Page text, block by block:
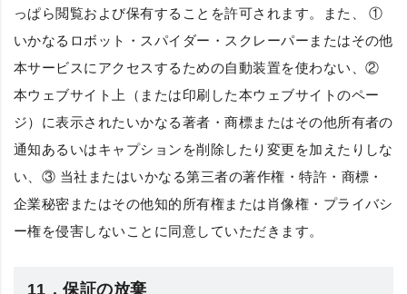
っぱら閲覧および保有することを許可されます。また、 ①
いかなるロボット・スパイダー・スクレーパーまたはその他
本サービスにアクセスするための自動装置を使わない、②
本ウェブサイト上（または印刷した本ウェブサイトのペー
ジ）に表示されたいかなる著者・商標またはその他所有者の
通知あるいはキャプションを削除したり変更を加えたりしな
い、③ 当社またはいかなる第三者の著作権・特許・商標・
企業秘密またはその他知的所有権または肖像権・プライバシ
ー権を侵害しないことに同意していただきます。
11．保証の放棄